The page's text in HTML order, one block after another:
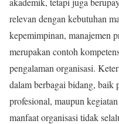
relevan dengan kebutuhan
kepemimpinan, manajemen
merupakan contoh
pengalaman organisasi.
dalam berbagai bidang, baik
profesional, maupun
manfaat organisasi tidak